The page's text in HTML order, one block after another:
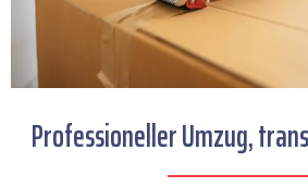
Professioneller Umzug,